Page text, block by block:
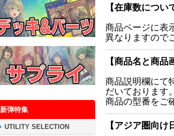
新弾特集
UTILITY SELECTION
【在庫数につい
商品ページに表
異なりますので
【商品名と商品
商品説明欄にて
だいております
商品の型番をご
【アジア圏向け